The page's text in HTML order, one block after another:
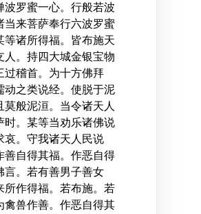
罗蜜一心。行般若波
当来菩萨奉行六波罗蜜
诸所得福。皆布施天
。持四大城金银宝物
过稽首。为十方佛拜
动之类说经。使脱于泥
般泥洹。当令诸天人
时。某等当劝乐诸佛说
哀。守我诸天人民说
善自得其福。作恶自得
言。若有善男子善女
所作得福。若布施。若
禽兽作善。作恶自得其